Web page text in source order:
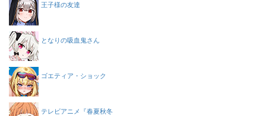
王子様の友達
となりの吸血鬼さん
ゴエティア・ショック
テレビアニメ『春夏秋冬